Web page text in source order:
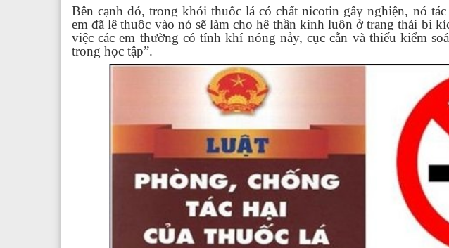
Bên cạnh đó, trong khói thuốc lá có chất nicotin gây nghiện, nó
em đã lệ thuộc vào nó sẽ làm cho hệ thần kinh luôn ở trạng thái bị
việc các em thường có tính khí nóng nảy, cục cằn và thiếu kiểm
trong học tập”.